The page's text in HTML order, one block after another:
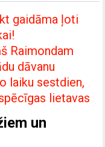
gaidāma ļoti
Raimondam
dāvanu
laiku sestdien,
lietavas
un